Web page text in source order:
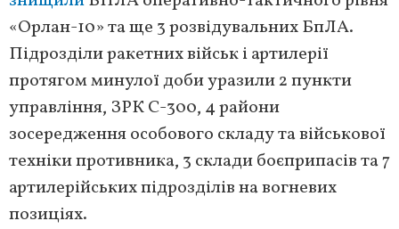
«Орлан-10» та ще 3 розвідувальних БпЛА.
Підрозділи ракетних військ і артилерії
протягом минулої доби уразили 2 пункти
управління, ЗРК С-300, 4 райони
зосередження особового складу та військової
техніки противника, 3 склади боєприпасів та 7
артилерійських підрозділів на вогневих
позиціях.